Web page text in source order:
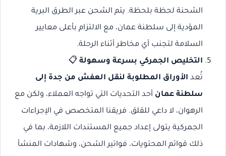
الشحنة لحظة بلحظة. يتم الشحن عبر الطرق البرية
المؤدية إلى سلطنة عمان، مع الالتزام بأعلى معايير
السلامة لتجنب أي مخاطر أثناء الرحلة.
التخليص الجمركي بسرعة وسهولة📋
تُعد الأوراق المطلوبة لنقل العفش من جدة إلى
سلطنة عمان أحد التحديات التي تواجه العملاء، ولكن مع
الرهوان، لا داعي للقلق. فريقنا المتخصص في الإجراءات
الجمركية يتولى إعداد جميع المستندات اللازمة، بما في
ذلك قوائم المحتويات، فواتير الشحن، وشهادات المنشأ